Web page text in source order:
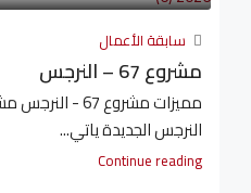
سابقة الأعمال
مشروع 67 – النرجس
النرجس الجديدة ياتي...
Continue reading